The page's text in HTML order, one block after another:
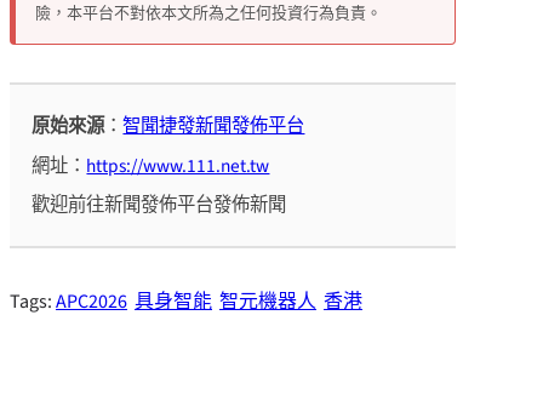
險，本平台不對依本文所為之任何投資行為負責。
原始來源：智聞捷發新聞發佈平台
網址： https://www.111.net.tw
歡迎前往新聞發佈平台發佈新聞
Tags:APC2026 具身智能 智元機器人 香港